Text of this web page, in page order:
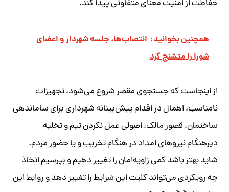
حفاطت از امنیت معنای متفاوتی پیدا کند.
همچنین بخوانید: انتصاب‌ها، جلسه شهردار و اعضای
شورا را متشنج کرد
از اینجاست که جستجوی مقصر شروع می‌شود، تجهیزات
نامناسب، اهمال در اقدام پیش‌بینانه شهرداری برای ساماندهی
ساختمان، قصور مالک، اصولی عمل نکردن تیم و تخلیه
دیرهنگام نیروهای امداد در هنگام تخریب و یا حضور مردم.
شاید بهتر باشد کمی زاویه‌امان را تغییر دهیم و بپرسیم اتخاذ
چه رویکردی می‌تواند کلیت این شرایط را تغییر دهد و روابط این